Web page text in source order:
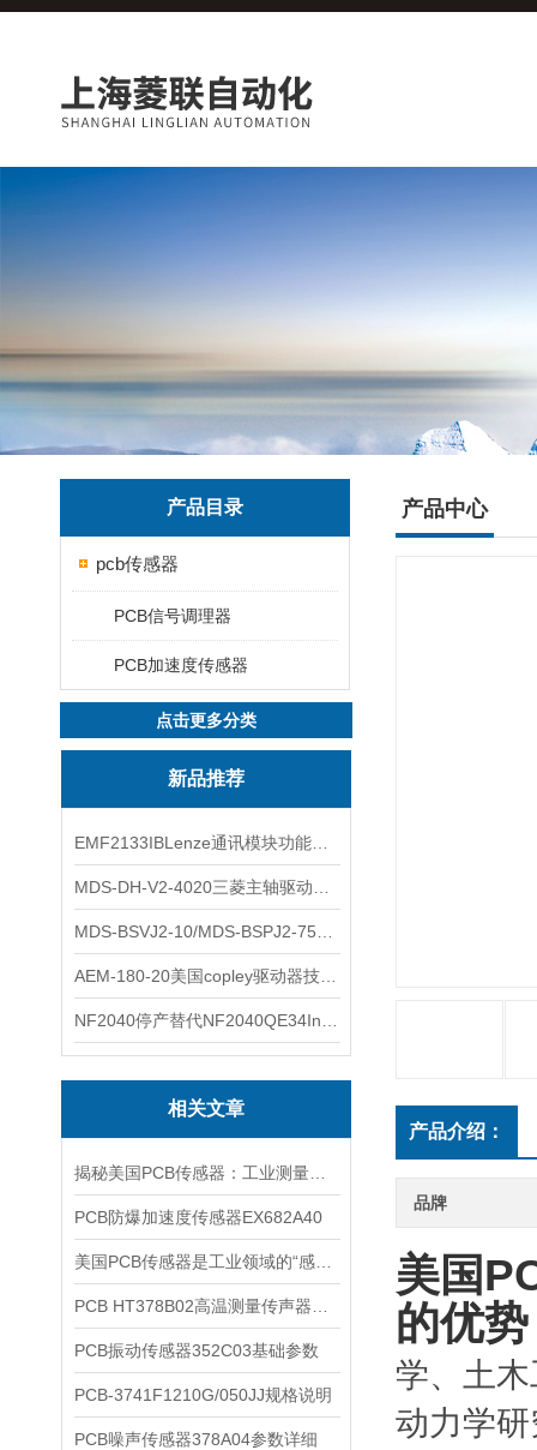
产品目录
pcb传感器
PCB信号调理器
PCB加速度传感器
点击更多分类
新品推荐
相关文章
PCB防爆加速度传感器EX682A40
PCB振动传感器352C03基础参数
PCB-3741F1210G/050JJ规格说明
PCB噪声传感器378A04参数详细
产品中心
产品介绍：
品牌
美国
的优
学、土
动力学